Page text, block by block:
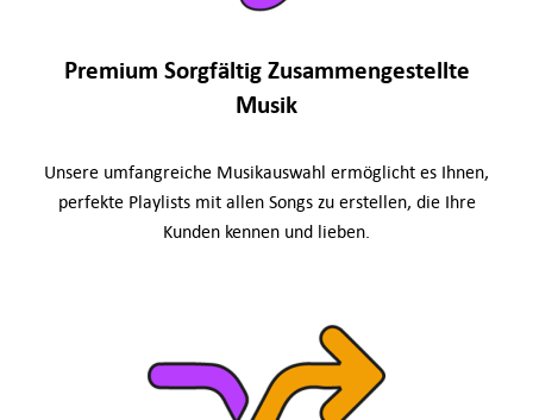
Premium Sorgfältig Zusammengestellte
Musik
Unsere umfangreiche Musikauswahl ermöglicht es Ihnen,
perfekte Playlists mit allen Songs zu erstellen, die Ihre
Kunden kennen und lieben.